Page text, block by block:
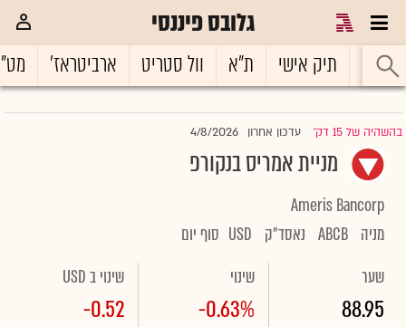
גלובס פיננסי
ראשי תיק אישי ת"א וול סטריט ארביטראז'
בהשהיה של 15 דק' |עדכון אחרון 4/8/2026
מניית אמריס בנקורפ
Ameris Bancorp
מניה ABCB נאסד"ק USD סוף יום
שער
88.95
שינוי
-0.63%
שינוי ב USD
-0.52